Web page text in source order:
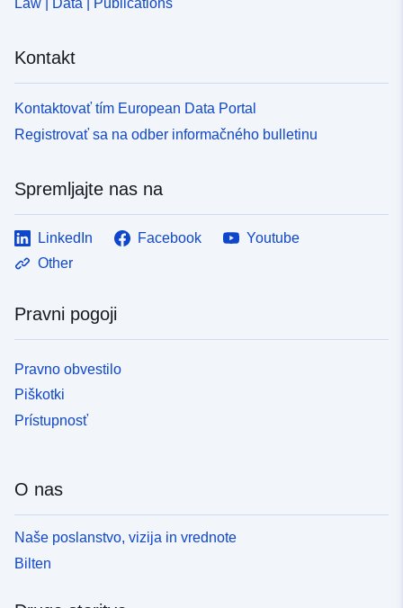
Law | Data | Publications
Kontakt
Kontaktovať tím European Data Portal
Registrovať sa na odber informačného bulletinu
Spremljajte nas na
LinkedIn Facebook
Youtube
Other
Pravni pogoji
Pravno obvestilo
Piškotki
Prístupnosť
O nas
Naše poslanstvo, vizija in vrednote
Bilten